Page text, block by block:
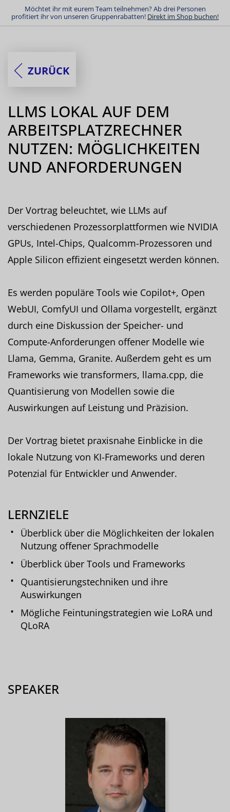
Möchtet ihr mit eurem Team teilnehmen? Ab drei Personen
profitiert ihr von unseren Gruppenrabatten! Direkt im Shop buchen!
ZURÜCK
LLMS LOKAL AUF DEM
ARBEITSPLATZRECHNER
NUTZEN: MÖGLICHKEITEN
UND ANFORDERUNGEN
Der Vortrag beleuchtet, wie LLMs auf
verschiedenen Prozessorplattformen wie NVIDIA
GPUs, Intel-Chips, Qualcomm-Prozessoren und
Apple Silicon effizient eingesetzt werden können.
Es werden populäre Tools wie Copilot+, Open
WebUI, ComfyUI und Ollama vorgestellt, ergänzt
durch eine Diskussion der Speicher- und
Compute-Anforderungen offener Modelle wie
Llama, Gemma, Granite. Außerdem geht es um
Frameworks wie transformers, llama.cpp, die
Quantisierung von Modellen sowie die
Auswirkungen auf Leistung und Präzision.
Der Vortrag bietet praxisnahe Einblicke in die
lokale Nutzung von KI-Frameworks und deren
Potenzial für Entwickler und Anwender.
LERNZIELE
Überblick über die Möglichkeiten der lokalen
Nutzung offener Sprachmodelle
Überblick über Tools und Frameworks
Quantisierungstechniken und ihre
Auswirkungen
Mögliche Feintuningstrategien wie LoRA und
QLoRA
SPEAKER